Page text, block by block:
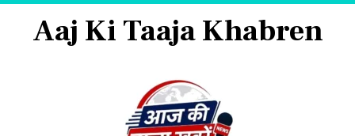
Aaj Ki Taaja Khabren